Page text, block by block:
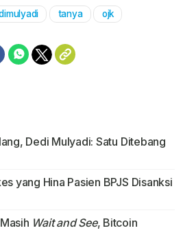
tanya ojk
Dedi Mulyadi: Satu Ditebang
yang Hina Pasien BPJS Disanksi
Wait and See, Bitcoin